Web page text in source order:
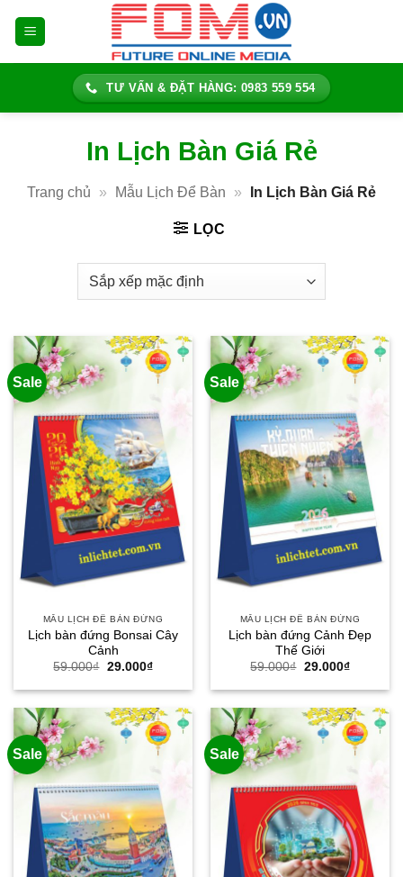
TƯ VẤN & ĐẶT HÀNG: 0983 559 554
In Lịch Bàn Giá Rẻ
Trang chủ » Mẫu Lịch Để Bàn » In Lịch Bàn Giá Rẻ
LỌC
Sale
MẪU LỊCH ĐỂ BÀN ĐỨNG
Lịch bàn đứng Bonsai Cây
Cảnh
59.000₫ Giá
là:
29.000₫Giá
tại
29.000₫.
Sale
MẪU LỊCH ĐỂ BÀN ĐỨNG
Lịch bàn đứng Cảnh Đẹp
Thế Giới
59.000₫ Giá
là:
29.000₫Giá
tại
29.000₫.
Sale Sale